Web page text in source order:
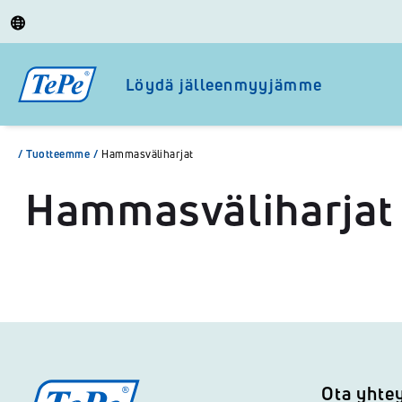
Löydä jälleenmyyjämme
/ Tuotteemme / Hammasväliharjat
Hammasväliharjat
Ota